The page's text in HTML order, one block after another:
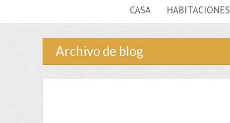
CASA HABITACIONES
Archivo de blog